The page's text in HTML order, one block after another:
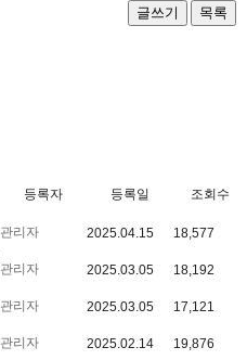
글쓰기 목록
등록자 등록일 조회수
관리자 2025.04.15 18,577
관리자 2025.03.05 18,192
관리자 2025.03.05 17,121
관리자 2025.02.14 19,876